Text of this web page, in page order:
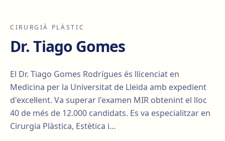
CIRURGIÀ PLÀSTIC
Dr. Tiago Gomes
El Dr. Tiago Gomes Rodrígues és llicenciat en
Medicina per la Universitat de Lleida amb expedient
d'excel·lent. Va superar l'examen MIR obtenint el lloc
40 de més de 12.000 candidats. Es va especialitzar en
Cirurgia Plàstica, Estètica i…